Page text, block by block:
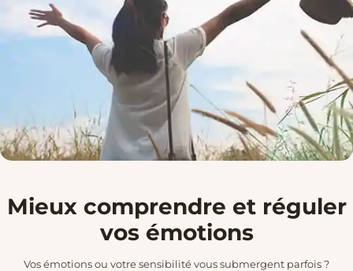
Mieux comprendre et réguler
vos émotions
Vos émotions ou votre sensibilité vous submergent parfois ?